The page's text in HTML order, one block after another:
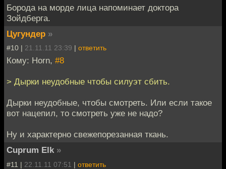
Борода на морде лица напоминает доктора
Зойдберга.
Цугундер »
#10 | 21.11.11 23:39 | ответить
Кому: Horn, #8
> Дырки неудобные чтобы силуэт сбить.
Дырки неудобные, чтобы смотреть. Или если такое
вот нацепил, то смотреть уже не надо?
Ну и характерно свежепорезанная ткань.
Cuprum Elk »
#11 | 22.11.11 07:51 | ответить